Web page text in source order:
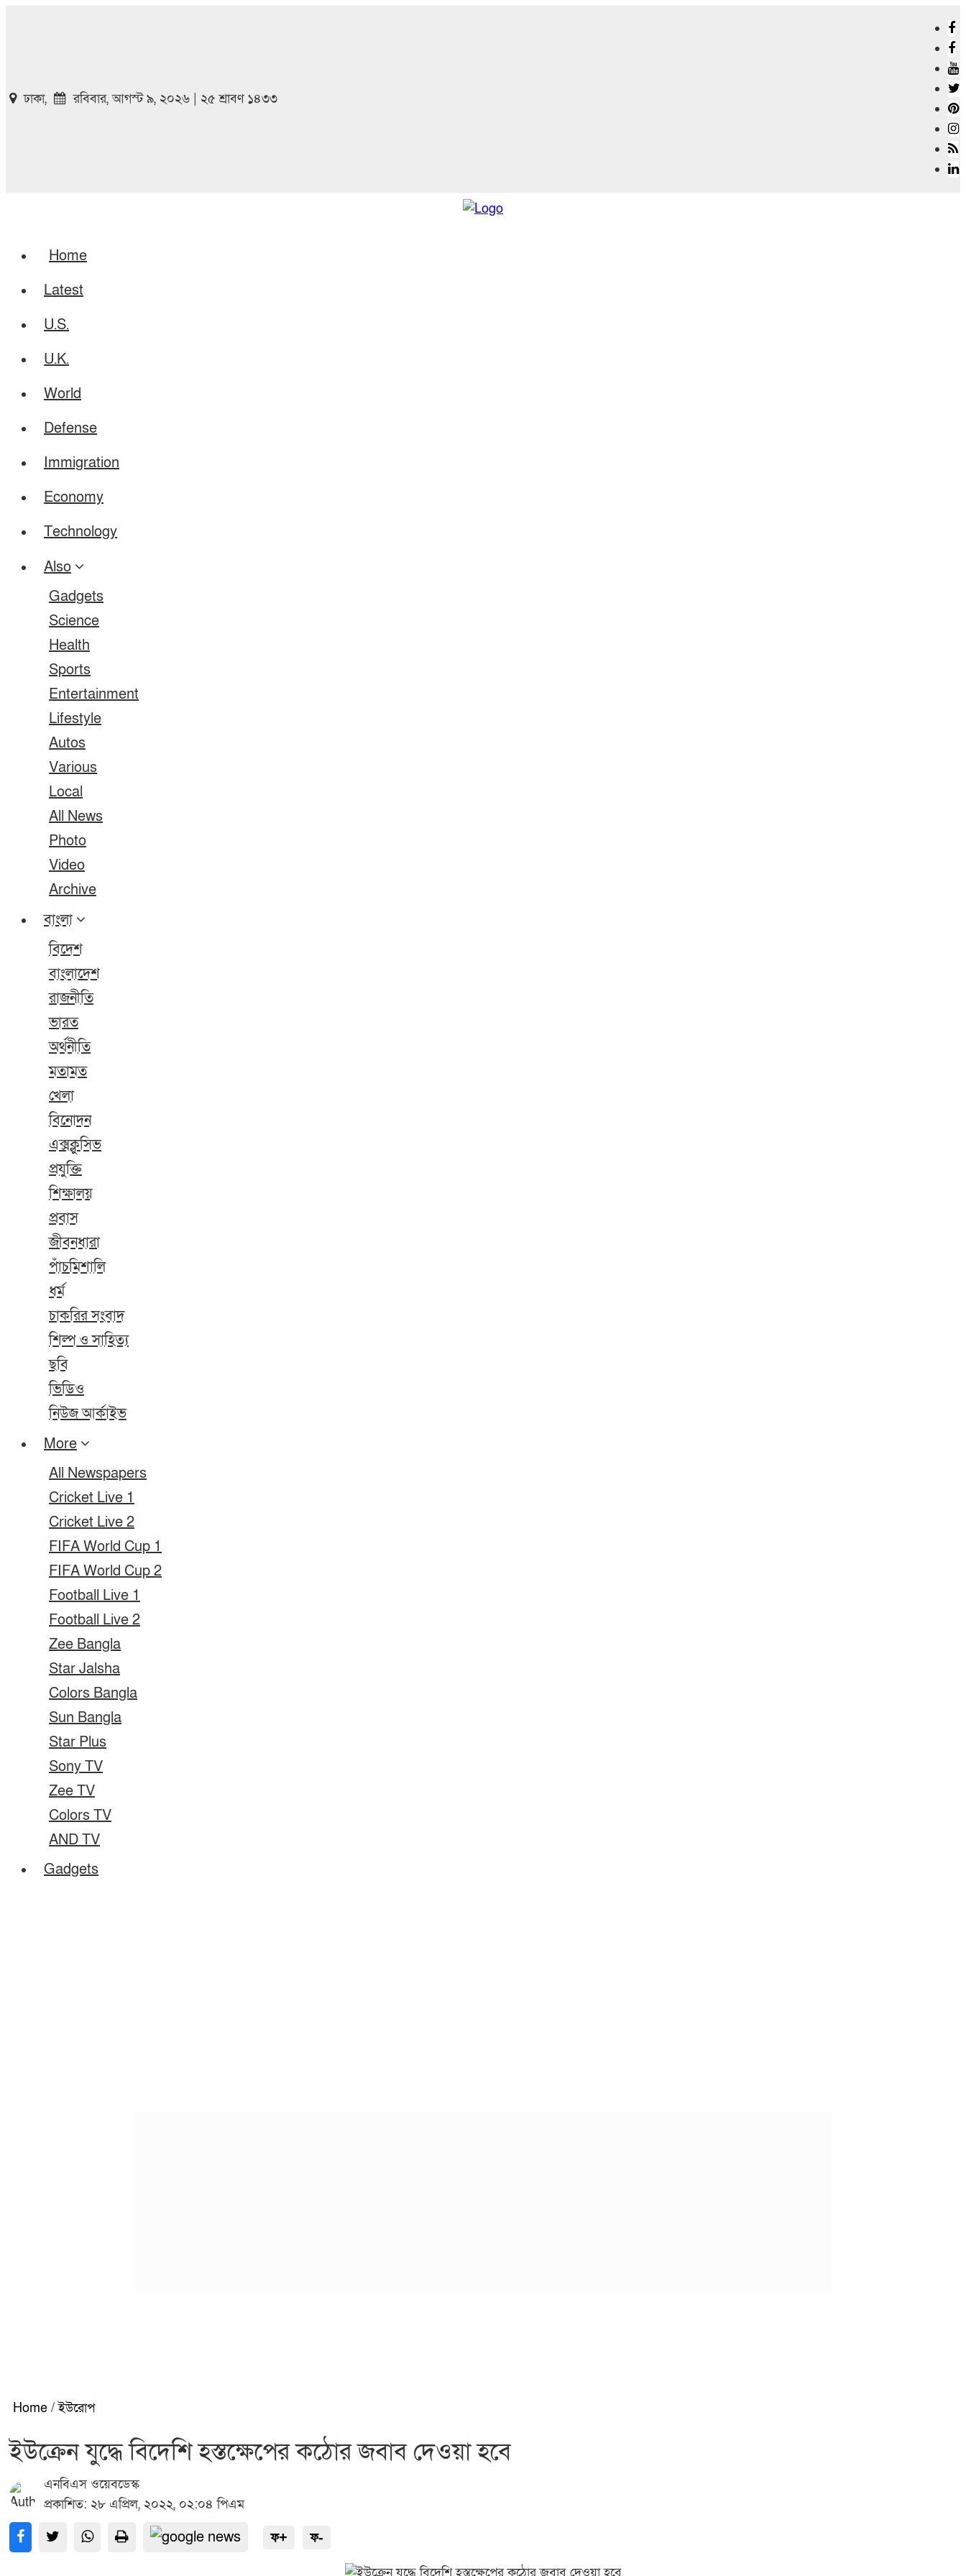
ঢাকা, রবিবার, আগস্ট ৯, ২০২৬ | ২৫ শ্রাবণ ১৪৩৩
Home
Latest
U.S.
U.K.
World
Defense
Immigration
Economy
Technology
Also
Gadgets
Science
Health
Sports
Entertainment
Lifestyle
Autos
Various
Local
All News
Photo
Video
Archive
বাংলা
বিদেশ
বাংলাদেশ
রাজনীতি
ভারত
অর্থনীতি
মতামত
খেলা
বিনোদন
এক্সক্লুসিভ
প্রযুক্তি
শিক্ষালয়
প্রবাস
জীবনধারা
পাঁচমিশালি
ধর্ম
চাকরির সংবাদ
শিল্প ও সাহিত্য
ছবি
ভিডিও
নিউজ আর্কাইভ
More
All Newspapers
Cricket Live 1
Cricket Live 2
FIFA World Cup 1
FIFA World Cup 2
Football Live 1
Football Live 2
Zee Bangla
Star Jalsha
Colors Bangla
Sun Bangla
Star Plus
Sony TV
Zee TV
Colors TV
AND TV
Gadgets
Home / ইউরোপ
ইউক্রেন যুদ্ধে বিদেশি হস্তক্ষেপের কঠোর জবাব দেওয়া হবে
এনবিএস ওয়েবডেস্ক
প্রকাশিত: ২৮ এপ্রিল, ২০২২, ০২:০৪ পিএম
ফ+ ফ-